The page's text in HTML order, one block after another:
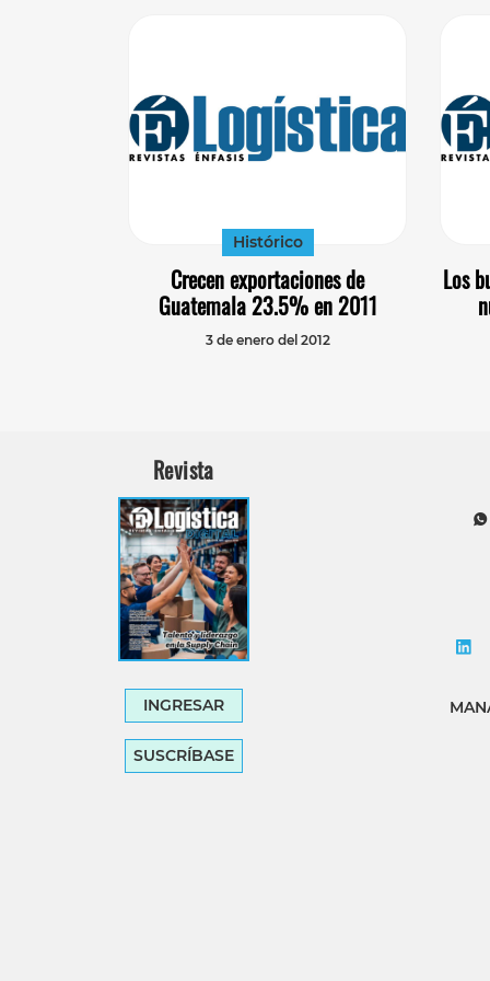
Histórico
Crecen exportaciones de
Guatemala 23.5% en 2011
3 de enero del 2012
Los
Revista
INGRESAR
SUSCRÍBASE